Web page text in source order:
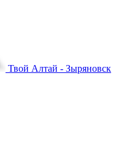
Твой Алтай - Зыряновск